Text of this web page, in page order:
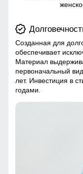
Созданная для
обеспечивает
Материал
первоначальный
лет. Инвестиция в
годами.